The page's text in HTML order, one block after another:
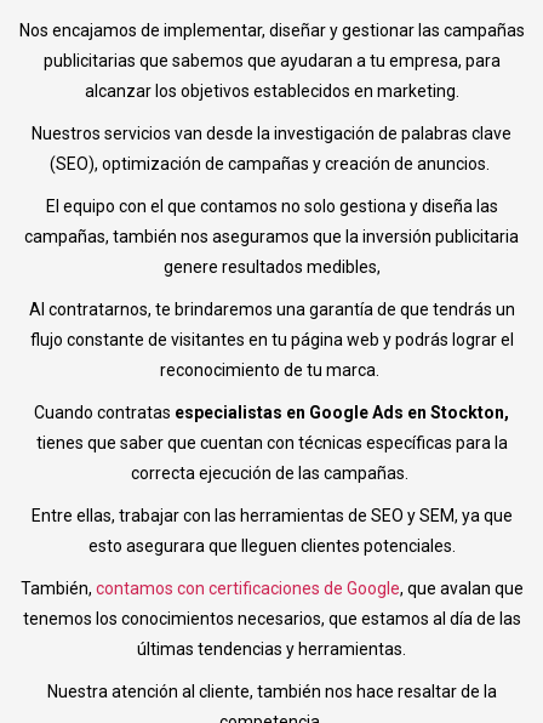
Nos encajamos de implementar, diseñar y gestionar las campañas
publicitarias que sabemos que ayudaran a tu empresa, para
alcanzar los objetivos establecidos en marketing.
Nuestros servicios van desde la investigación de palabras clave
(SEO), optimización de campañas y creación de anuncios.
El equipo con el que contamos no solo gestiona y diseña las
campañas, también nos aseguramos que la inversión publicitaria
genere resultados medibles,
Al contratarnos, te brindaremos una garantía de que tendrás un
flujo constante de visitantes en tu página web y podrás lograr el
reconocimiento de tu marca.
Cuando contratas especialistas en Google Ads en Stockton,
tienes que saber que cuentan con técnicas específicas para la
correcta ejecución de las campañas.
Entre ellas, trabajar con las herramientas de SEO y SEM, ya que
esto asegurara que lleguen clientes potenciales.
También, contamos con certificaciones de Google, que avalan que
tenemos los conocimientos necesarios, que estamos al día de las
últimas tendencias y herramientas.
Nuestra atención al cliente, también nos hace resaltar de la